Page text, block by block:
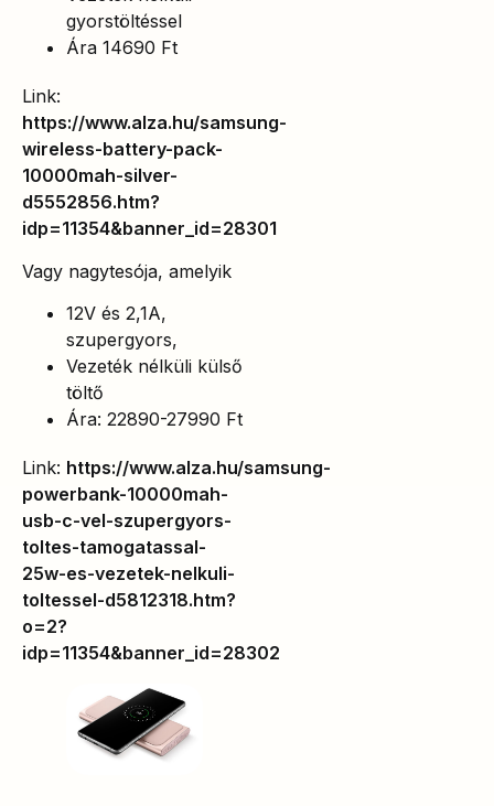
gyorstöltéssel
Ára 14690 Ft
Link:
https://www.alza.hu/samsung-
wireless-battery-pack-
10000mah-silver-
d5552856.htm?
idp=11354&banner_id=28301
Vagy nagytesója, amelyik
12V és 2,1A,
szupergyors,
Vezeték nélküli külső
töltő
Ára: 22890-27990 Ft
Link: https://www.alza.hu/samsung-
powerbank-10000mah-
usb-c-vel-szupergyors-
toltes-tamogatassal-
25w-es-vezetek-nelkuli-
toltessel-d5812318.htm?
o=2?
idp=11354&banner_id=28302